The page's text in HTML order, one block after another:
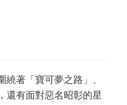
著「寶可夢之路」、
還有面對惡名昭彰的星